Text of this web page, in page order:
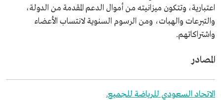
اعتبارية، وتتكون ميزانيته من أموال الدعم المقدمة من الدولة،
والتبرعات والهبات، ومن الرسوم السنوية لانتساب الأعضاء
واشتراكاتهم.
المصادر
الاتحاد السعودي للرياضة للجميع.